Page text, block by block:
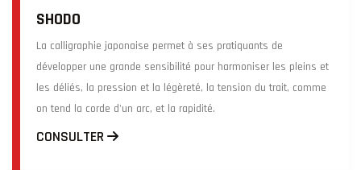
SHODO
La calligraphie japonaise permet à ses pratiquants de
développer une grande sensibilité pour harmoniser les pleins et
les déliés, la pression et la légèreté, la tension du trait, comme
on tend la corde d'un arc, et la rapidité.
CONSULTER